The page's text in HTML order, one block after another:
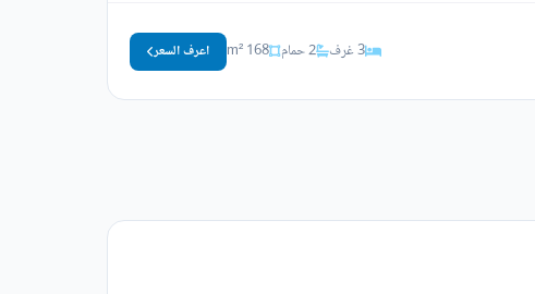
3 غرف 2 حمام 168 m² اعرف السعر